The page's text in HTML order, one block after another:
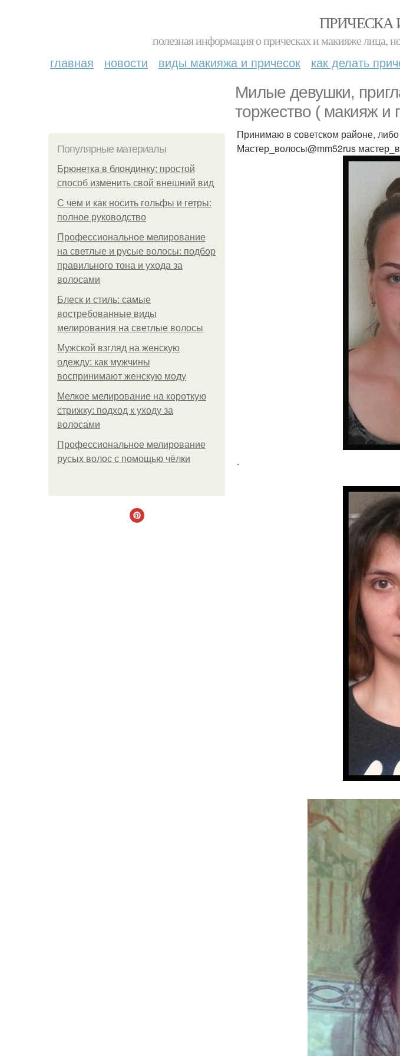
полезная информация о прическах и макияже лица,
главная новости виды макияжа и причесок как делать
Милые девушки,
торжество ( макияж и
Популярные материалы
Брюнетка в блондинку: простой
способ изменить свой внешний вид
С чем и как носить гольфы и гетры:
полное руководство
Профессиональное мелирование
на светлые и русые волосы: подбор
правильного тона и ухода за
волосами
Блеск и стиль: самые
востребованные виды
мелирования на светлые волосы
Мужской взгляд на женскую
одежду: как мужчины
воспринимают женскую моду
Мелкое мелирование на короткую
стрижку: подход к уходу за
волосами
Профессиональное мелирование
русых волос с помощью чёлки
Принимаю в советском районе,
Мастер_волосы@mm52rus
.